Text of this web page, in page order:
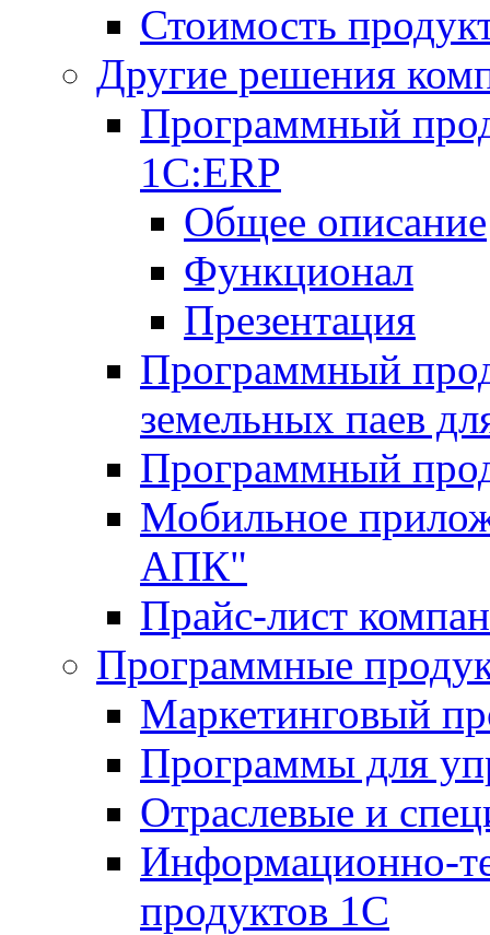
Стоимость
Другие решения
Программный
1С:ERP
Общее описание
Функционал
Презентация
Программный
земельных паев
Программный
Мобильное
АПК"
Прайс-лист
Программные
Маркетинговый
Программы для
Отраслевые и
Информационно-
продуктов 1С